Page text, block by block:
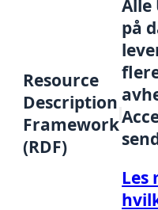
Resource
Description
Framework
(RDF)
Alle
på
Les